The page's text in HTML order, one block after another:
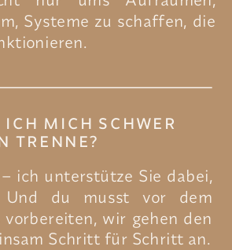
ich unterstütze Sie dabei,
Und du musst vor dem
wir gehen den
Schritt für Schritt an.
ICH MICH SCHWER
TRENNE?
Systeme zu schaffen, die